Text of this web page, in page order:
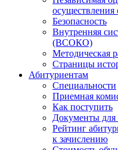
осуществления
Безопасность
Внутренняя
(ВСОКО)
Методическая
Страницы
Абитуриентам
Специальности
Приемная
Как поступить
Документы для
Рейтинг
к зачислению